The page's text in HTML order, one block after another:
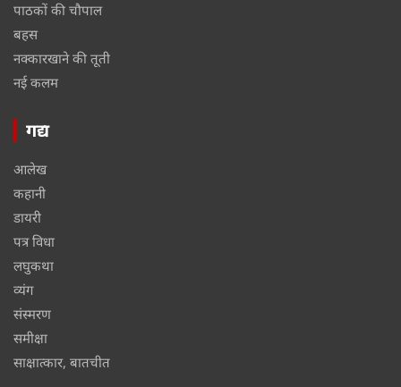
पाठकों की चौपाल
बहस
नक्कारखाने की तूती
नई कलम
गद्य
आलेख
कहानी
डायरी
पत्र विधा
लघुकथा
व्यंग
संस्मरण
समीक्षा
साक्षात्कार, बातचीत